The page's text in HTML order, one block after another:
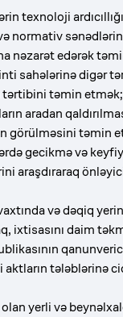
texnoloji
normativ
nəzarət edərək
sahələrinə digər
təmin etmək;
aradan
görülməsini təmin
gecikmə və
araşdıraraq
və dəqiq
ixtisasını daim
tələblərinə
yerli və